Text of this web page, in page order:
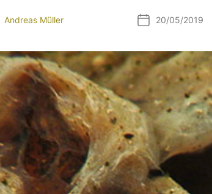
Andreas Müller 20/05/2019